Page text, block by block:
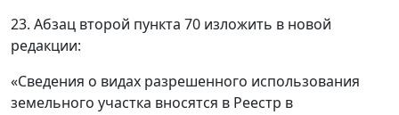
23. Абзац второй пункта 70 изложить в новой
редакции:
«Сведения о видах разрешенного использования
земельного участка вносятся в Реестр в